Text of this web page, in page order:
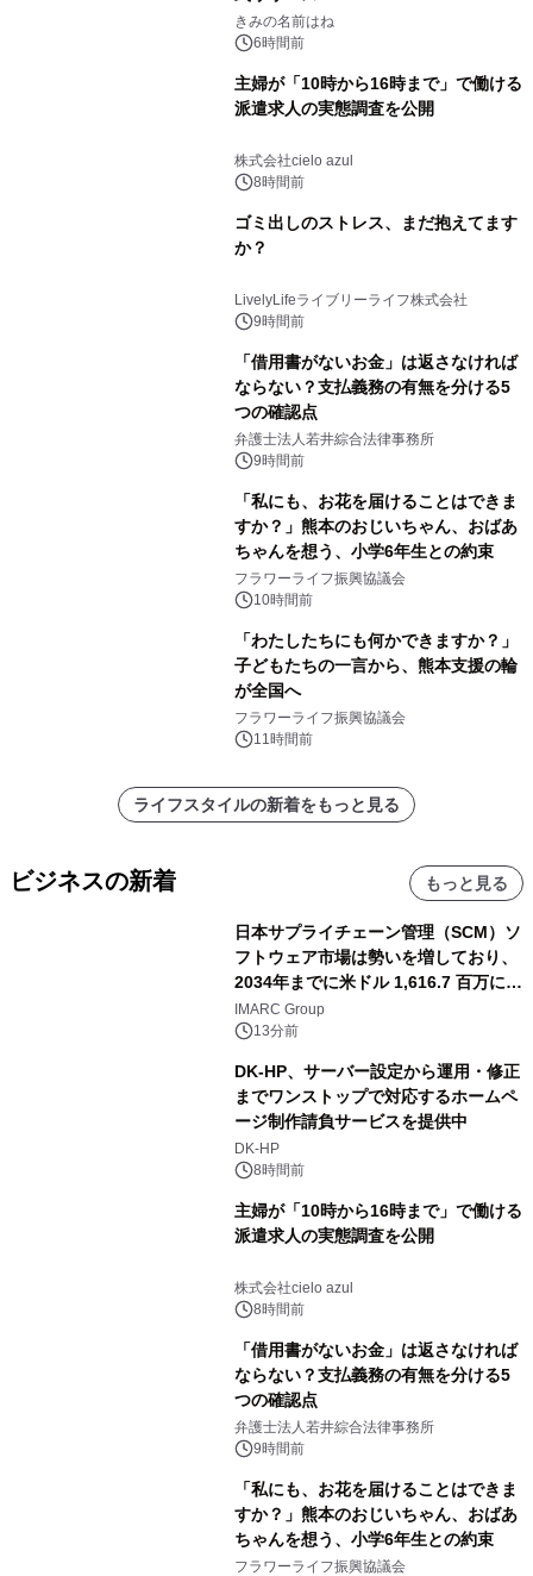
きみの名前はね
6時間前
主婦が「10時から16時まで」で働ける
派遣求人の実態調査を公開
株式会社cielo azul
8時間前
ゴミ出しのストレス、まだ抱えてます
か？
LivelyLifeライブリーライフ株式会社
9時間前
「借用書がないお金」は返さなければ
ならない？支払義務の有無を分ける5
つの確認点
弁護士法人若井綜合法律事務所
9時間前
「私にも、お花を届けることはできま
すか？」熊本のおじいちゃん、おばあ
ちゃんを想う、小学6年生との約束
フラワーライフ振興協議会
10時間前
「わたしたちにも何かできますか？」
子どもたちの一言から、熊本支援の輪
が全国へ
フラワーライフ振興協議会
11時間前
ライフスタイルの新着をもっと見る
ビジネスの新着 もっと見る
日本サプライチェーン管理（SCM）ソ
フトウェア市場は勢いを増しており、
2034年までに米ドル 1,616.7 百万に達
し、CAGR 3.42%で成長すると予測
IMARC Group
13分前
DK-HP、サーバー設定から運用・修正
までワンストップで対応するホームペ
ージ制作請負サービスを提供中
DK-HP
8時間前
主婦が「10時から16時まで」で働ける
派遣求人の実態調査を公開
株式会社cielo azul
8時間前
「借用書がないお金」は返さなければ
ならない？支払義務の有無を分ける5
つの確認点
弁護士法人若井綜合法律事務所
9時間前
「私にも、お花を届けることはできま
すか？」熊本のおじいちゃん、おばあ
ちゃんを想う、小学6年生との約束
フラワーライフ振興協議会